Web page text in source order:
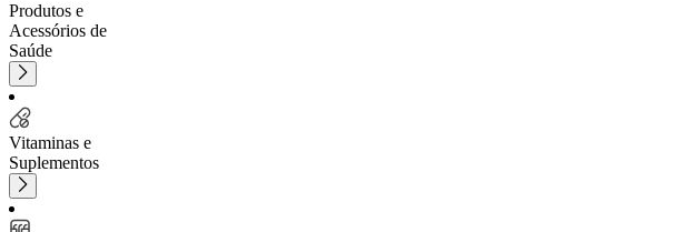
Produtos e
Acessórios de
Saúde
Vitaminas e
Suplementos